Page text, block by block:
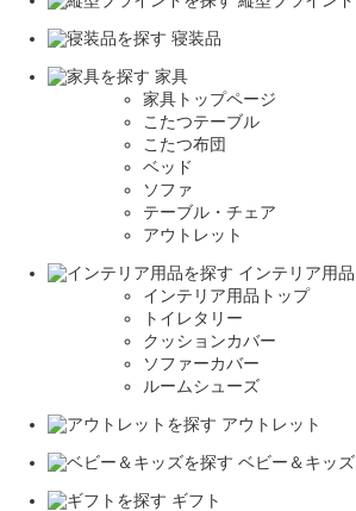
寝装品
家具
家具トップページ
こたつテーブル
こたつ布団
ベッド
ソファ
テーブル・チェア
アウトレット
インテリア用品
インテリア用品トップ
トイレタリー
クッションカバー
ソファーカバー
ルームシューズ
アウトレット
ベビー＆キッズ
ギフト